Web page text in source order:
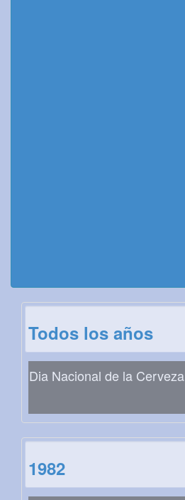
Todos los años
Dia Nacional de la Cerveza
1982